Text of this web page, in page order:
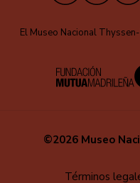
El Museo Nacional
©2026 Museo
Términos